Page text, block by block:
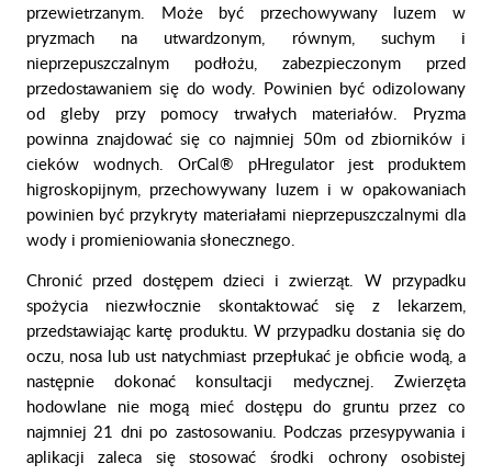
przewietrzanym. Może być przechowywany luzem w
pryzmach na utwardzonym, równym, suchym i
nieprzepuszczalnym podłożu, zabezpieczonym przed
przedostawaniem się do wody. Powinien być odizolowany
od gleby przy pomocy trwałych materiałów. Pryzma
powinna znajdować się co najmniej 50m od zbiorników i
cieków wodnych. OrCal® pHregulator jest produktem
higroskopijnym, przechowywany luzem i w opakowaniach
powinien być przykryty materiałami nieprzepuszczalnymi dla
wody i promieniowania słonecznego.
Chronić przed dostępem dzieci i zwierząt. W przypadku
spożycia niezwłocznie skontaktować się z lekarzem,
przedstawiając kartę produktu. W przypadku dostania się do
oczu, nosa lub ust natychmiast przepłukać je obficie wodą, a
następnie dokonać konsultacji medycznej. Zwierzęta
hodowlane nie mogą mieć dostępu do gruntu przez co
najmniej 21 dni po zastosowaniu. Podczas przesypywania i
aplikacji zaleca się stosować środki ochrony osobistej